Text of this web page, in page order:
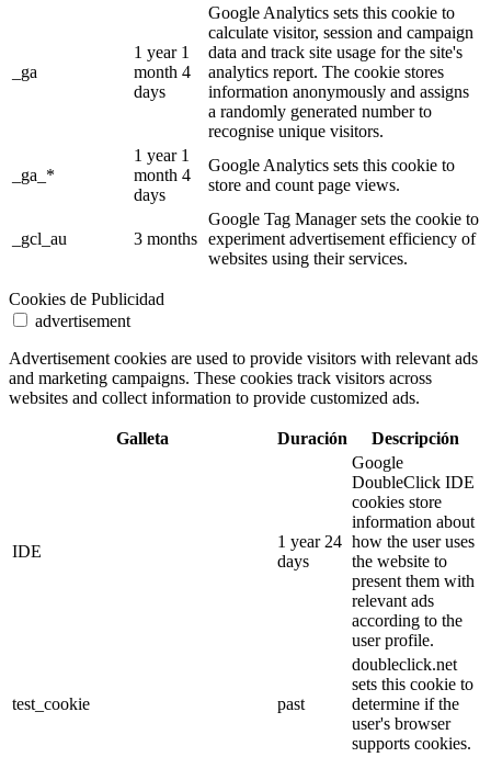
_ga
1 year 1
month 4
days
Google Analytics sets this cookie to
calculate visitor, session and campaign
data and track site usage for the site's
analytics report. The cookie stores
information anonymously and assigns
a randomly generated number to
recognise unique visitors.
_ga_*
1 year 1
month 4
days
Google Analytics sets this cookie to
store and count page views.
_gcl_au 3 months
Google Tag Manager sets the cookie to
experiment advertisement efficiency of
websites using their services.
Cookies de Publicidad
advertisement
Advertisement cookies are used to provide visitors with relevant ads
and marketing campaigns. These cookies track visitors across
websites and collect information to provide customized ads.
Galleta Duración Descripción
IDE
1 year 24
days
Google
DoubleClick IDE
cookies store
information about
how the user uses
the website to
present them with
relevant ads
according to the
user profile.
test_cookie past
doubleclick.net
sets this cookie to
determine if the
user's browser
supports cookies.